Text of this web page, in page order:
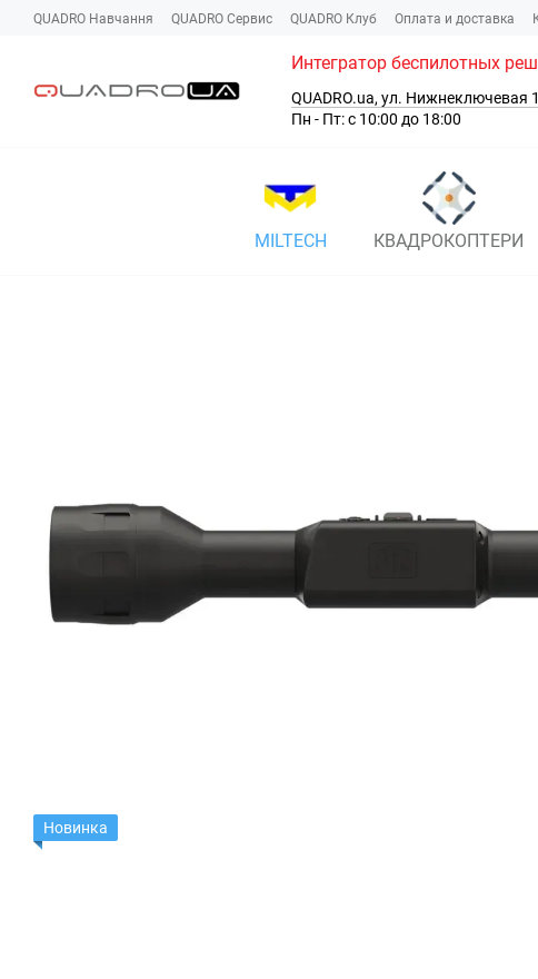
Перейти к основному контенту
QUADRO Навчання QUADRO Сервис QUADRO Клуб Оплата и доставка
Интегратор беспилотных
QUADRO.ua, ул. Нижнеключевая
Пн - Пт: с 10:00 до 18:00
MILTECH КВАДРОКОПТЕРИ
Новинка